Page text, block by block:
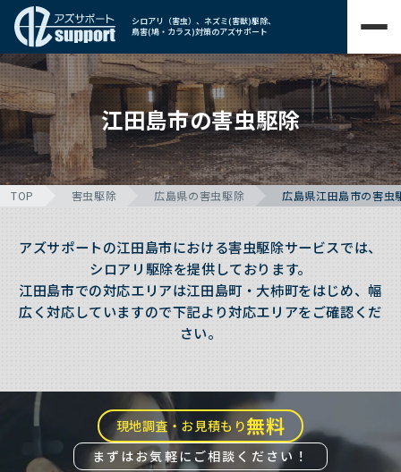
シロアリ（害虫）、ネズミ(害獣)駆除、
鳥害(鳩・カラス)対策のアズサポート
江田島市の害虫駆除
TOP 害虫駆除 広島県の害虫駆除 広島県江田島市の害虫
アズサポートの江田島市における害虫駆除サービスでは、
シロアリ駆除を提供しております。
江田島市での対応エリアは江田島町・大柿町をはじめ、幅
広く対応していますので下記より対応エリアをご確認くだ
さい。
現地調査・お見積もり無料
まずはお気軽にご相談ください！